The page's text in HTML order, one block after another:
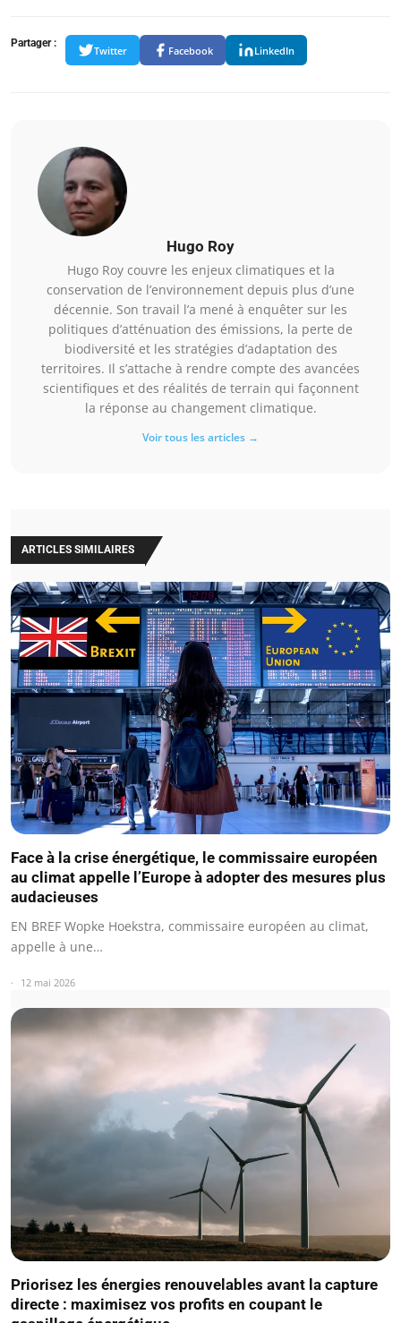
Partager :
Twitter Facebook LinkedIn
Hugo Roy
Hugo Roy couvre les enjeux climatiques et la
conservation de l’environnement depuis plus d’une
décennie. Son travail l’a mené à enquêter sur les
politiques d’atténuation des émissions, la perte de
biodiversité et les stratégies d’adaptation des
territoires. Il s’attache à rendre compte des avancées
scientifiques et des réalités de terrain qui façonnent
la réponse au changement climatique.
Voir tous les articles →
ARTICLES SIMILAIRES
Face à la crise énergétique, le commissaire européen
au climat appelle l’Europe à adopter des mesures plus
audacieuses
EN BREF Wopke Hoekstra, commissaire européen au climat,
appelle à une…
12 mai 2026
Priorisez les énergies renouvelables avant la capture
directe : maximisez vos profits en coupant le